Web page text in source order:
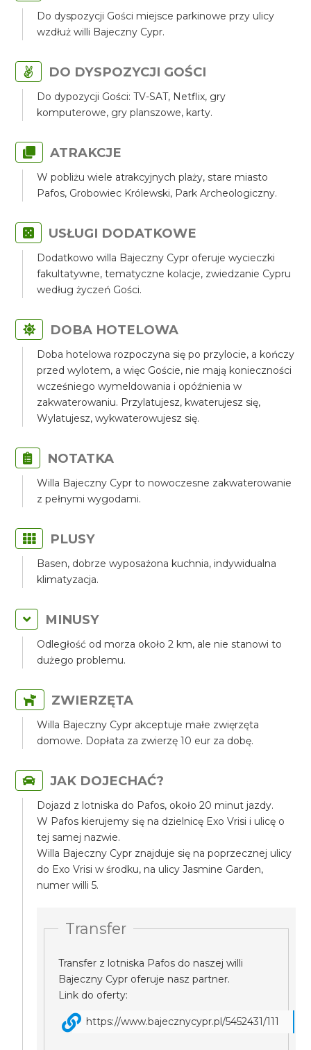
Do dyspozycji Gości miejsce parkinowe przy ulicy
wzdłuż willi Bajeczny Cypr.
DO DYSPOZYCJI GOŚCI
Do dypozycji Gości: TV-SAT, Netflix, gry
komputerowe, gry planszowe, karty.
ATRAKCJE
W pobliżu wiele atrakcyjnych plaży, stare miasto
Pafos, Grobowiec Królewski, Park Archeologiczny.
USŁUGI DODATKOWE
Dodatkowo willa Bajeczny Cypr oferuje wycieczki
fakultatywne, tematyczne kolacje, zwiedzanie Cypru
według życzeń Gości.
DOBA HOTELOWA
Doba hotelowa rozpoczyna się po przylocie, a kończy
przed wylotem, a więc Goście, nie mają konieczności
wcześniego wymeldowania i opóźnienia w
zakwaterowaniu. Przylatujesz, kwaterujesz się,
Wylatujesz, wykwaterowujesz się.
NOTATKA
Willa Bajeczny Cypr to nowoczesne zakwaterowanie
z pełnymi wygodami.
PLUSY
Basen, dobrze wyposażona kuchnia, indywidualna
klimatyzacja.
MINUSY
Odległość od morza około 2 km, ale nie stanowi to
dużego problemu.
ZWIERZĘTA
Willa Bajeczny Cypr akceptuje małe zwięrzęta
domowe. Dopłata za zwierzę 10 eur za dobę.
JAK DOJECHAĆ?
Dojazd z lotniska do Pafos, około 20 minut jazdy.
W Pafos kierujemy się na dzielnicę Exo Vrisi i ulicę o
tej samej nazwie.
Willa Bajeczny Cypr znajduje się na poprzecznej ulicy
do Exo Vrisi w środku, na ulicy Jasmine Garden,
numer willi 5.
Transfer
Transfer z lotniska Pafos do naszej willi
Bajeczny Cypr oferuje nasz partner.
Link do oferty:
https://www.bajecznycypr.pl/5452431/111